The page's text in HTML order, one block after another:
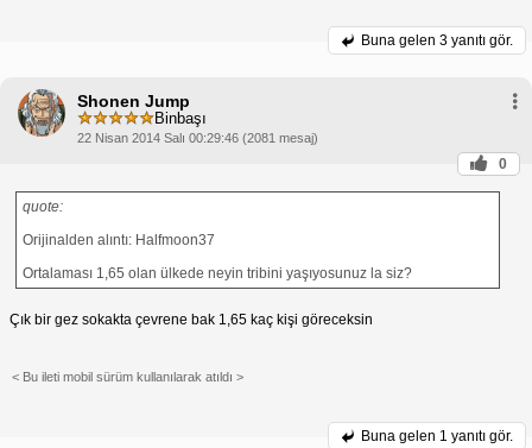
Buna gelen 3 yanıtı gör.
Shonen Jump
Binbaşı
22 Nisan 2014 Salı 00:29:46 (2081 mesaj)
0
quote:
Orijinalden alıntı: Halfmoon37
Ortalaması 1,65 olan ülkede neyin tribini yaşıyosunuz la siz?
Çık bir gez sokakta çevrene bak 1,65 kaç kişi göreceksin
< Bu ileti mobil sürüm kullanılarak atıldı >
Buna gelen 1 yanıtı gör.